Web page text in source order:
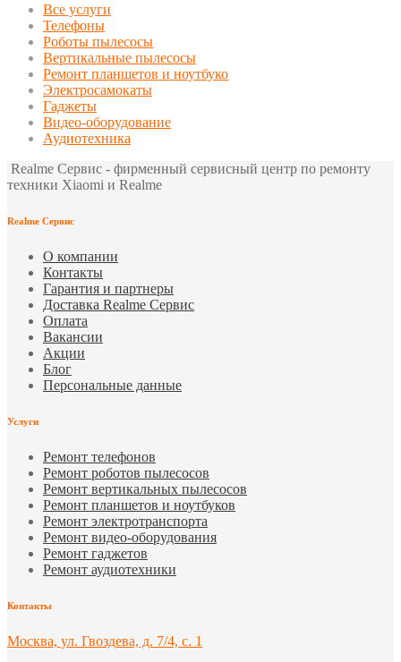
Все услуги
Телефоны
Роботы пылесосы
Вертикальные пылесосы
Ремонт планшетов и ноутбуко
Электросамокаты
Гаджеты
Видео-оборудование
Аудиотехника
Realme Сервис - фирменный сервисный центр по ремонту
техники Xiaomi и Realme
Realme Сервис
О компании
Контакты
Гарантия и партнеры
Доставка Realme Сервис
Оплата
Вакансии
Акции
Блог
Персональные данные
Услуги
Ремонт телефонов
Ремонт роботов пылесосов
Ремонт вертикальных пылесосов
Ремонт планшетов и ноутбуков
Ремонт электротранспорта
Ремонт видео-оборудования
Ремонт гаджетов
Ремонт аудиотехники
Контакты
Москва, ул. Гвоздева, д. 7/4, с. 1